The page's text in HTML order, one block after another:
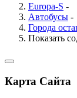
Europa-S -
Автобусы -
Города
Показать
Карта Сайта